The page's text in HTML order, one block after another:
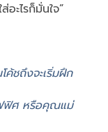
ะไรก็มั่นใจ”
ชถึงจะเริ่มฝึก
ฟิศ หรือคุณแม่